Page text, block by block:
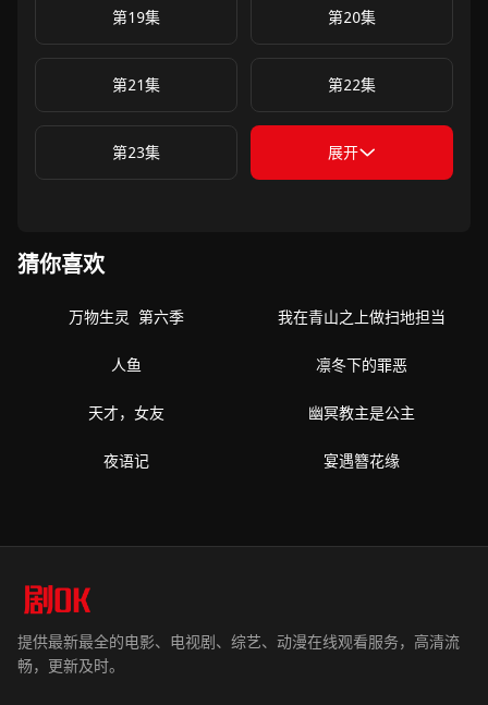
第19集 第20集
第21集 第22集
第23集 展开
猜你喜欢
万物生灵 第六季 全14集
我在青山之上做扫地担当
人鱼 更新至18集凛冬下的罪恶
更新至16集天才，女友 幽冥教主是公主
夜语记 宴遇簪花缘
提供最新最全的电影、电视剧、综艺、动漫在线观看服务，高清流
畅，更新及时。